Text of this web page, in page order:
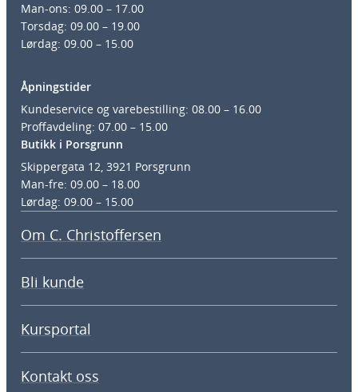
Man-ons: 09.00 – 17.00
Torsdag: 09.00 – 19.00
Lørdag: 09.00 – 15.00
Åpningstider
Kundeservice og varebestilling: 08.00 – 16.00
Proffavdeling: 07.00 – 15.00
Butikk i Porsgrunn
Skippergata 12, 3921 Porsgrunn
Man-fre: 09.00 – 18.00
Lørdag: 09.00 – 15.00
Om C. Christoffersen
Bli kunde
Kursportal
Kontakt oss